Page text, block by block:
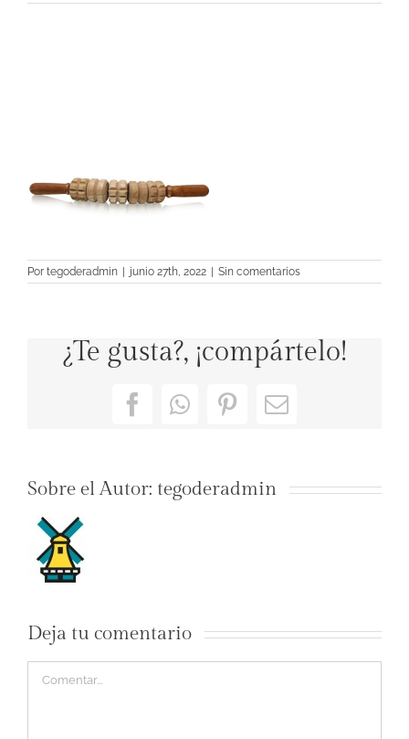
Por tegoderadmin junio 27th, 2022 Sin comentarios
¿Te gusta?, ¡compártelo!
FacebookWhatsApp
PinterestCorreo
Sobre el Autor: tegoderadmin
Deja tu comentario